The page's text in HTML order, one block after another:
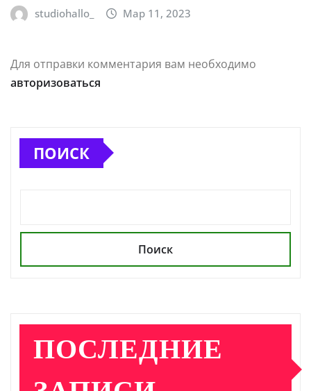
studiohallo_ Мар 11, 2023
Для отправки комментария вам необходимо
авторизоваться
ПОИСК
Поиск
ПОСЛЕДНИЕ